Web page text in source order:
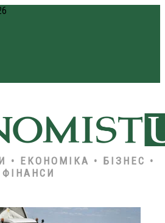
• ЕКОНОМІКА • БІЗНЕС •
ФІНАНСИ